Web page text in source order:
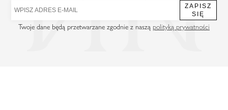
ZAPISZ
SIĘ
Twoje dane będą przetwarzane zgodnie z naszą polityką prywatności